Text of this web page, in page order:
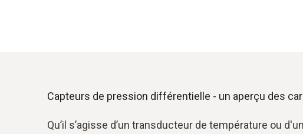
Capteurs de pression différentielle - un aperçu des
Qu’il s’agisse d’un transducteur de température ou